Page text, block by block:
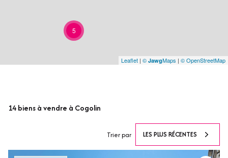
5
Leaflet | © JawgMaps | © OpenStreetMap
14biens à vendre à Cogolin
Trier par LES PLUS RÉCENTES